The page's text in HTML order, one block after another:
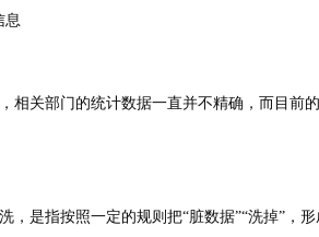
息
相关部门的统计数据一直并不精确，而目
，是指按照一定的规则把“脏数据”“洗掉”，